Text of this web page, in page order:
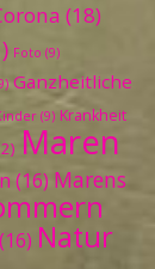
(18)
Foto (9)
Ganzheitliche
(9) Krankheit
Maren
(16) Marens
(16) Natur